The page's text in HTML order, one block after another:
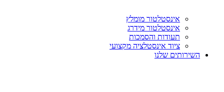
אינסטלטור מומלץ
אינסטלטור מידרג
תעודות והסמכות
ציוד אינסטלציה מקצועי
השירותים שלנו